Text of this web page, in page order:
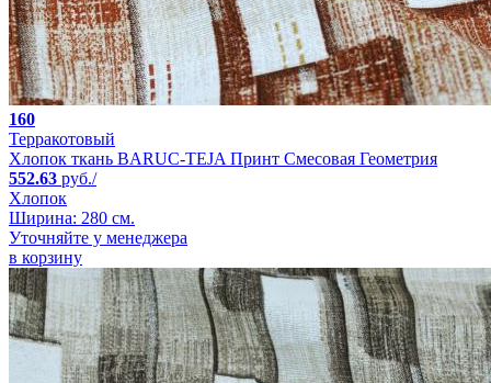
160
Терракотовый
Хлопок ткань BARUC-TEJA Принт Смесовая Геометрия
552.63 руб./
Хлопок
Ширина: 280 см.
Уточняйте у менеджера
в корзину